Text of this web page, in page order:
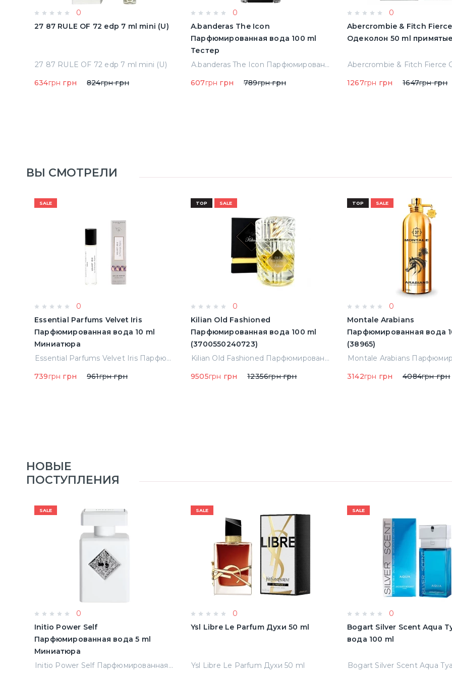
0
27 87 RULE OF 72 edp 7 ml mini (U)
27 87 RULE OF 72 edp 7 ml mini (U)
634грн грн 824грнгрн
0
A.banderas The Icon
Парфюмированная вода 100 ml
Тестер
A.banderas The Icon Парфюмированная вода 100 ml Тестер
607грн грн 789грнгрн
0
Abercrombie & Fitch Fierce
Одеколон 50 ml
1267грн грн 1647грнгрн
ВЫ СМОТРЕЛИ
SALE
0
Essential Parfums Velvet Iris
Парфюмированная вода 10 ml
Миниатюра
Essential Parfums Velvet Iris Парфюмированная вода 10 ml Миниатюра
739грн грн 961грнгрн
TOP SALE
0
Kilian Old Fashioned
Парфюмированная вода 100 ml
(3700550240723)
Kilian Old Fashioned Парфюмированная вода 100 ml (3700550240723)
9505грн грн 12356грнгрн
TOP SALE
0
Montale Arabians
Парфюмированная вода
(38965)
3142грн грн 4084грнгрн
НОВЫЕ
ПОСТУПЛЕНИЯ
SALE
0
Initio Power Self
Парфюмированная вода 5 ml
Миниатюра
Initio Power Self Парфюмированная вода 5 ml Миниатюра
SALE
0
Ysl Libre Le Parfum Духи 50 ml
Ysl Libre Le Parfum Духи 50 ml
SALE
0
Bogart Silver Scent Aqua
вода 100 ml